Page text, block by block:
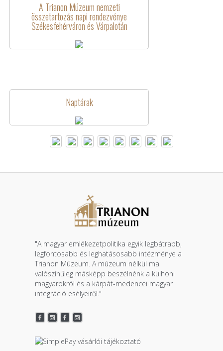
A Trianon Múzeum nemzeti
összetartozás napi rendezvénye
Székesfehérváron és Várpalotán
Naptárak
"A magyar emlékezetpolitika egyik legbátrabb,
legfontosabb és leghatásosabb intézménye a
Trianon Múzeum. A múzeum nélkül ma
valószínűleg másképp beszélnénk a külhoni
magyarokról és a kárpát-medencei magyar
integráció esélyeiről."